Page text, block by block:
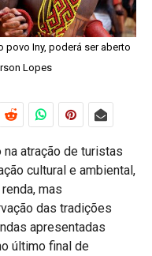
povo Iny, poderá ser aberto
Lopes
atração de turistas
cultural e ambiental,
mas
das tradições
apresentadas
último final de